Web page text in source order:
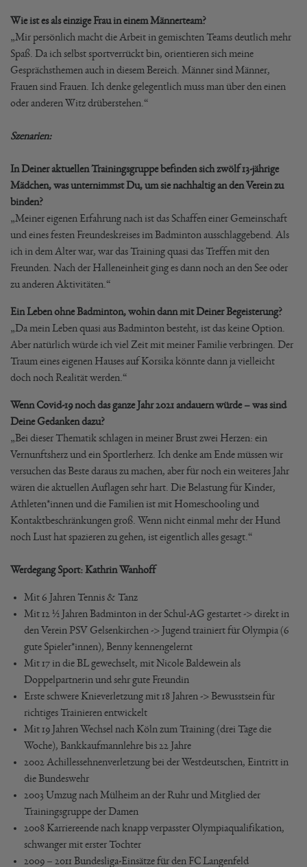
Wie ist es als einzige Frau in einem Männerteam?
„Mir persönlich macht die Arbeit in gemischten Teams deutlich mehr
Spaß. Da ich selbst sportverrückt bin, orientieren sich meine
Gesprächsthemen auch in diesem Bereich. Männer sind Männer,
Frauen sind Frauen. Ich denke gelegentlich muss man über den einen
oder anderen Witz drüberstehen.“
Szenarien:
In Deiner aktuellen Trainingsgruppe befinden sich zwölf 13-jährige
Mädchen, was unternimmst Du, um sie nachhaltig an den Verein zu
binden?
„Meiner eigenen Erfahrung nach ist das Schaffen einer Gemeinschaft
und eines festen Freundeskreises im Badminton ausschlaggebend. Als
ich in dem Alter war, war das Training quasi das Treffen mit den
Freunden. Nach der Halleneinheit ging es dann noch an den See oder
zu anderen Aktivitäten.“
Ein Leben ohne Badminton, wohin dann mit Deiner Begeisterung?
„Da mein Leben quasi aus Badminton besteht, ist das keine Option.
Aber natürlich würde ich viel Zeit mit meiner Familie verbringen. Der
Traum eines eigenen Hauses auf Korsika könnte dann ja vielleicht
doch noch Realität werden.“
Wenn Covid-19 noch das ganze Jahr 2021 andauern würde – was sind
Deine Gedanken dazu?
„Bei dieser Thematik schlagen in meiner Brust zwei Herzen: ein
Vernunftsherz und ein Sportlerherz. Ich denke am Ende müssen wir
versuchen das Beste daraus zu machen, aber für noch ein weiteres Jahr
wären die aktuellen Auflagen sehr hart. Die Belastung für Kinder,
Athleten*innen und die Familien ist mit Homeschooling und
Kontaktbeschränkungen groß. Wenn nicht einmal mehr der Hund
noch Lust hat spazieren zu gehen, ist eigentlich alles gesagt.“
Werdegang Sport: Kathrin Wanhoff
Mit 6 Jahren Tennis & Tanz
Mit 12 ½ Jahren Badminton in der Schul-AG gestartet -> direkt in
den Verein PSV Gelsenkirchen -> Jugend trainiert für Olympia (6
gute Spieler*innen), Benny kennengelernt
Mit 17 in die BL gewechselt, mit Nicole Baldewein als
Doppelpartnerin und sehr gute Freundin
Erste schwere Knieverletzung mit 18 Jahren -> Bewusstsein für
richtiges Trainieren entwickelt
Mit 19 Jahren Wechsel nach Köln zum Training (drei Tage die
Woche), Bankkaufmannlehre bis 22 Jahre
2002 Achillessehnenverletzung bei der Westdeutschen, Eintritt in
die Bundeswehr
2003 Umzug nach Mülheim an der Ruhr und Mitglied der
Trainingsgruppe der Damen
2008 Karriereende nach knapp verpasster Olympiaqualifikation,
schwanger mit erster Tochter
2009 – 2011 Bundesliga-Einsätze für den FC Langenfeld